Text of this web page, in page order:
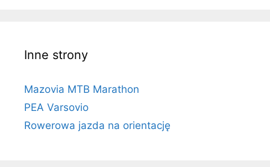
Inne strony
Mazovia MTB Marathon
PEA Varsovio
Rowerowa jazda na orientację